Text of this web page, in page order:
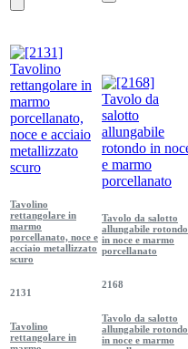
Tavolino
rettangolare in
marmo
porcellanato, noce e
acciaio metallizzato
scuro
2131
Tavolino
rettangolare in
Tavolo da salotto
allungabile rotondo
in noce e marmo
porcellanato
2168
Tavolo da salotto
allungabile rotondo
in noce e marmo